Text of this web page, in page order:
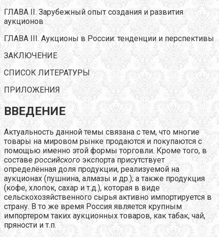
ГЛАВА II. Зарубежный опыт создания и развития
аукционов
ГЛАВА III. Аукционы в России: тенденции и перспективы
ЗАКЛЮЧЕНИЕ
СПИСОК ЛИТЕРАТУРЫ
ПРИЛОЖЕНИЯ
ВВЕДЕНИЕ
Актуальность данной темы связана с тем, что многие
товары на мировом рынке продаются и покупаются с
помощью именно этой формы торговли. Кроме того, в
составе российского экспорта присутствует
определённая доля продукции, реализуемой на
аукционах (пушнина, алмазы и др.); а также продукция
(кофе, хлопок, сахар и т.д.), которая в виде
сельскохозяйственного сырья активно импортируется в
страну. В то же время Россия является крупным
импортером таких аукционных товаров, как табак, чай,
пряности и т.п.